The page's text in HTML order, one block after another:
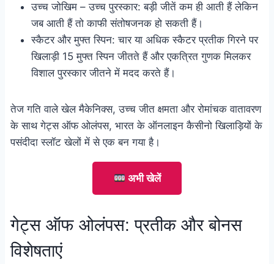
उच्च जोखिम – उच्च पुरस्कार: बड़ी जीतें कम ही आती हैं लेकिन
जब आती हैं तो काफी संतोषजनक हो सकती हैं।
स्कैटर और मुफ्त स्पिन: चार या अधिक स्कैटर प्रतीक गिरने पर
खिलाड़ी 15 मुफ्त स्पिन जीतते हैं और एकत्रित गुणक मिलकर
विशाल पुरस्कार जीतने में मदद करते हैं।
तेज गति वाले खेल मैकेनिक्स, उच्च जीत क्षमता और रोमांचक वातावरण
के साथ गेट्स ऑफ ओलंपस, भारत के ऑनलाइन कैसीनो खिलाड़ियों के
पसंदीदा स्लॉट खेलों में से एक बन गया है।
अभी खेलें
गेट्स ऑफ ओलंपस: प्रतीक और बोनस
विशेषताएं